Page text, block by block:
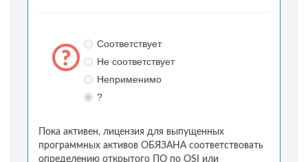
Соответствует
Не соответствует
Неприменимо
?
Пока активен, лицензия для выпущенных
программных активов ОБЯЗАНА соответствовать
определению открытого ПО по OSI или